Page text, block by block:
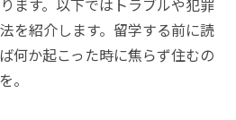
ます。以下ではトラブルや犯罪
を紹介します。留学する前に読
何か起こった時に焦らず住むの
。